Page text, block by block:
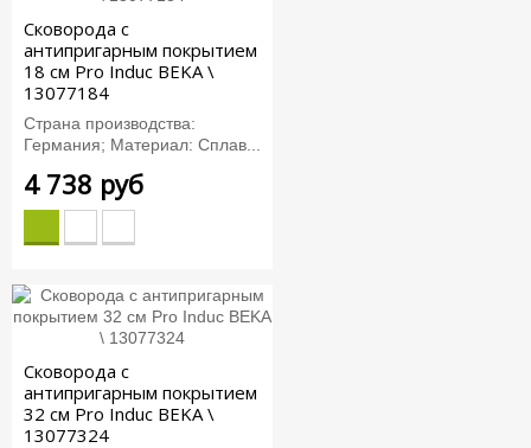
Сковорода с
антипригарным покрытием
18 см Pro Induc BEKA \
13077184
Страна производства:
Германия; Материал: Сплав...
4 738 руб
Сковорода с
антипригарным покрытием
32 см Pro Induc BEKA \
13077324